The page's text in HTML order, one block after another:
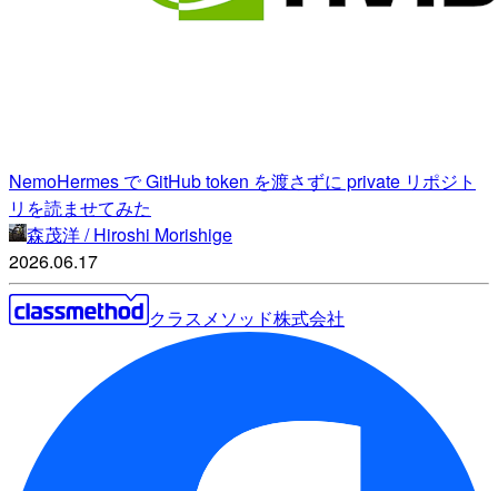
NemoHermes で GitHub token を渡さずに private リポジト
リを読ませてみた
森茂洋 / Hiroshi Morishige
2026.06.17
クラスメソッド株式会社